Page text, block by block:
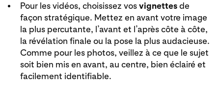
Pour les vidéos, choisissez vosvignettesde
façon stratégique. Mettez en avant votre image
la plus percutante, l’avant et l’après côte à côte,
la révélation finale ou la pose la plus audacieuse.
Comme pour les photos, veillez à ce que le sujet
soit bien mis en avant, au centre, bien éclairé et
facilement identifiable.